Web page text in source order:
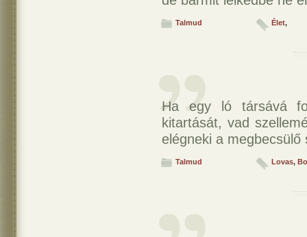
Talmud Élet,
Ha egy ló társává
kitartását, vad
elégneki a megbecsülő
Talmud Lovas,